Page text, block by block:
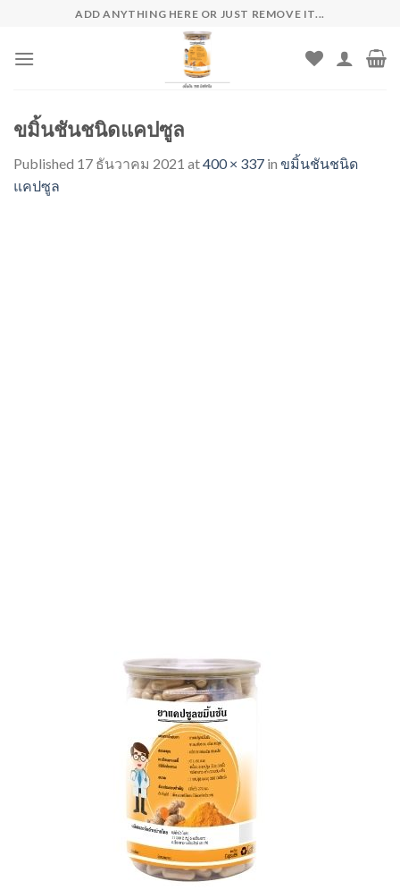
content
ADD ANYTHING HERE OR JUST REMOVE IT...
ขมิ้นชันชนิดแคปซูล
Published 17 ธันวาคม 2021 at400 × 337 in ขมิ้นชันชนิด
แคปซูล